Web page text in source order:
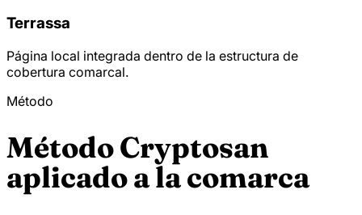
Terrassa
Página local integrada dentro de la estructura de
cobertura comarcal.
Método
Método Cryptosan
aplicado a la comarca